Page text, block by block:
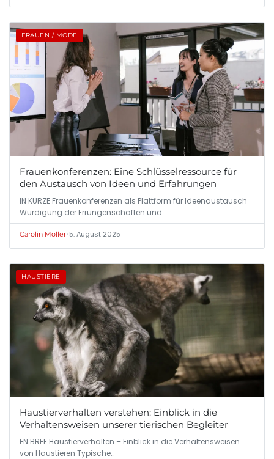
FRAUEN / MODE
Frauenkonferenzen: Eine Schlüsselressource für
den Austausch von Ideen und Erfahrungen
IN KÜRZE Frauenkonferenzen als Plattform für Ideenaustausch
Würdigung der Errungenschaften und…
Carolin Möller•5. August 2025
HAUSTIERE
Haustierverhalten verstehen: Einblick in die
Verhaltensweisen unserer tierischen Begleiter
EN BREF Haustierverhalten – Einblick in die Verhaltensweisen
von Haustieren Typische…